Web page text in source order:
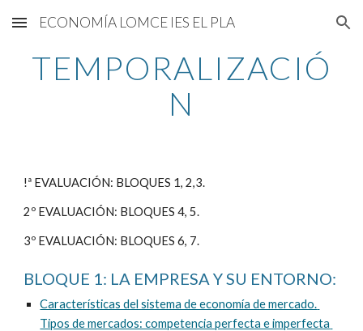
Skip to main content Skip to navigation
ECONOMÍA LOMCE IES EL PLA
TEMPORALIZACIÓ
N
!ª EVALUACIÓN: BLOQUES 1, 2,3.
2º EVALUACIÓN: BLOQUES 4, 5.
3º EVALUACIÓN: BLOQUES 6, 7.
Características del sistema de economía de mercado.
Tipos de mercados: competencia perfecta e imperfecta